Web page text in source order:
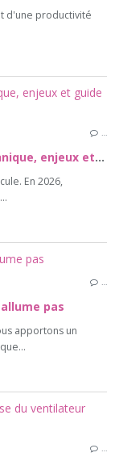
d'une productivité
…
Réparabilité de l'iPhone 17 : Analyse technique, enjeux et guide de maintenance
En 2026,
…
pas
apportons un
…